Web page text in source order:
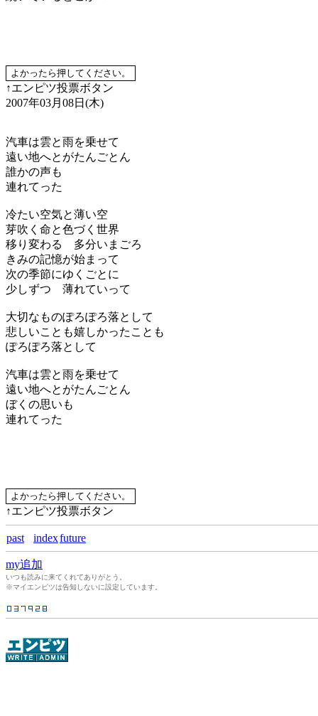
↑エンピツ投票ボタン
2007年03月08日(木)
汽車は雲と雨を乗せて
遠い地へとがたんごとん
誰かの声も
連れてった
冷たい空気と薄い空
芽吹く命と色づく世界
移り変わる 多分いまごろ
きみの記憶が始まって
次の季節にゆくごとに
少しずつ 薄れていって
大切なものぽろぽろ落として
悲しいことも嬉しかったことも
ぽろぽろ落として
汽車は雲と雨を乗せて
遠い地へとがたんごとん
ぼくの思いも
連れてった
↑エンピツ投票ボタン
past indexfuture
my追加
いつも読みに来てくれてありがとう。
※マイエンピツは告知しないに設定しています。